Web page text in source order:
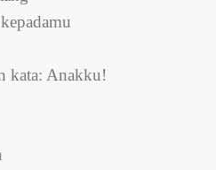
kata: Anakku!